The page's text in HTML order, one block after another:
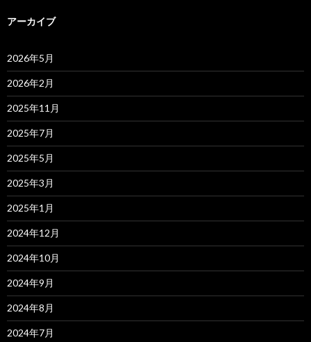
アーカイブ
2026年5月
2026年2月
2025年11月
2025年7月
2025年5月
2025年3月
2025年1月
2024年12月
2024年10月
2024年9月
2024年8月
2024年7月